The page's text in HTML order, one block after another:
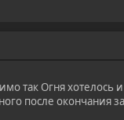
так Огня
после окончания